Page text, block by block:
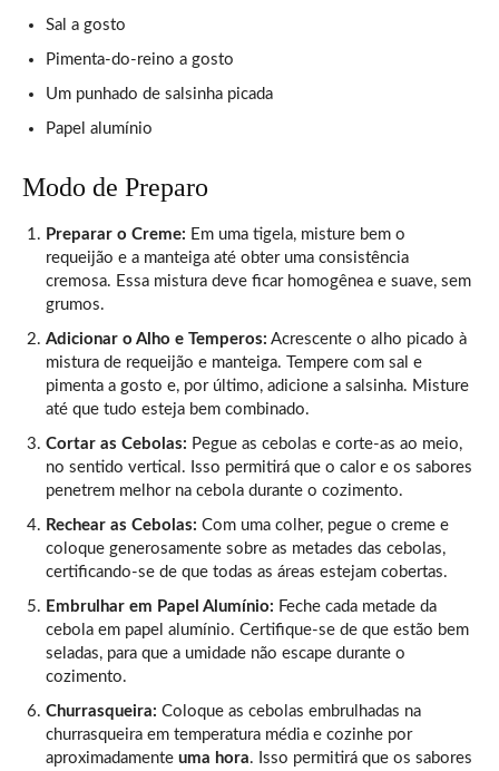
Sal a gosto
Pimenta-do-reino a gosto
Um punhado de salsinha picada
Papel alumínio
Modo de Preparo
Preparar o Creme: Em uma tigela, misture bem o
requeijão e a manteiga até obter uma consistência
cremosa. Essa mistura deve ficar homogênea e suave, sem
grumos.
Adicionar o Alho e Temperos: Acrescente o alho picado à
mistura de requeijão e manteiga. Tempere com sal e
pimenta a gosto e, por último, adicione a salsinha. Misture
até que tudo esteja bem combinado.
Cortar as Cebolas: Pegue as cebolas e corte-as ao meio,
no sentido vertical. Isso permitirá que o calor e os sabores
penetrem melhor na cebola durante o cozimento.
Rechear as Cebolas: Com uma colher, pegue o creme e
coloque generosamente sobre as metades das cebolas,
certificando-se de que todas as áreas estejam cobertas.
Embrulhar em Papel Alumínio: Feche cada metade da
cebola em papel alumínio. Certifique-se de que estão bem
seladas, para que a umidade não escape durante o
cozimento.
Churrasqueira: Coloque as cebolas embrulhadas na
churrasqueira em temperatura média e cozinhe por
aproximadamente uma hora. Isso permitirá que os sabores